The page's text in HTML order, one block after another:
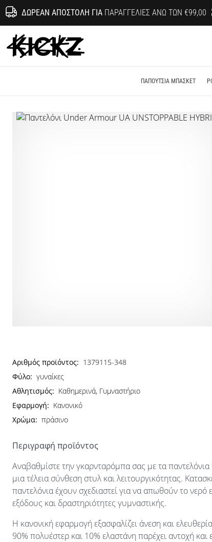
ΔΩΡΕΆΝ ΑΠΟΣΤΟΛΉ ΓΙΑΠΑΡΑΓΓΕΛΊΕΣ ΆΝΩ ΤΩΝ €99,00
KICKZ.gr
ΠΑΠΟΎΤΣΙΑ ΜΠΆΣΚΕΤ
Αριθμός προϊόντος: 1379115-348
Φύλο: γυναίκες
Αθλητισμός: Καθημερινά, Γυμναστήριο
Εφαρμογή: Κανονικό
Χρώμα: πράσινο
Περιγραφή προϊόντος
Αναβαθμίστε την γκαρνταρόμπα σας με τα
μια τέλεια σύνθεση στυλ και λειτουργικότητας.
παντελόνια έχουν σχεδιαστεί για να απωθούν το
εξόδους και δραστηριότητες γυμναστικής.
Η κανονική εφαρμογή εξασφαλίζει άνεση και
90% πολυέστερ και 10% ελαστάνη παρέχει αντοχή